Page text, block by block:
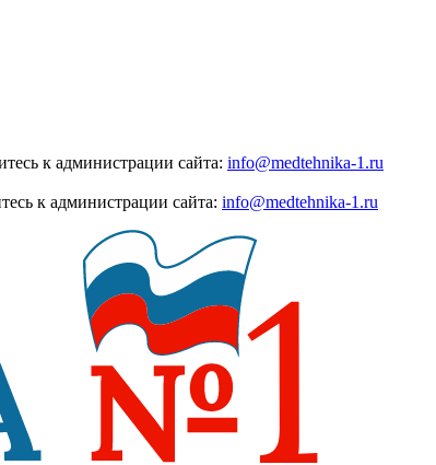
к администрации сайта: info@medtehnika-1.ru
к администрации сайта: info@medtehnika-1.ru